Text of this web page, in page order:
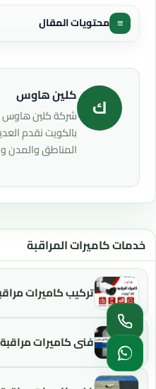
خدمات كاميرات المراقبة
تركيب كاميرات
فني كاميرات
≡ محتويات المقال
ك كلين هاوس
شركة كلين
بالكويت نقدم
المناطق والمدن